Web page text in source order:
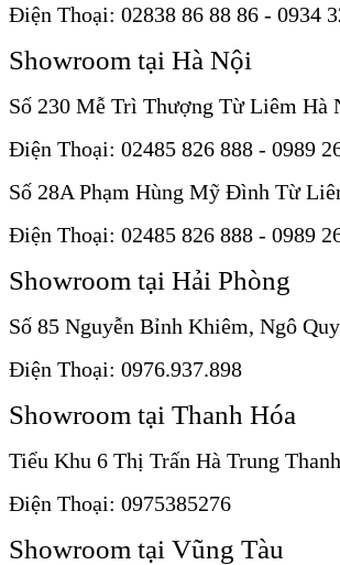
Điện Thoại: 02838 86 88 86 - 0934
Showroom tại Hà Nội
Số 230 Mễ Trì Thượng Từ Liêm Hà
Điện Thoại: 02485 826 888 - 0989
Số 28A Phạm Hùng Mỹ Đình Từ
Điện Thoại: 02485 826 888 - 0989
Showroom tại Hải Phòng
Số 85 Nguyễn Bỉnh Khiêm, Ngô
Điện Thoại: 0976.937.898
Showroom tại Thanh Hóa
Tiểu Khu 6 Thị Trấn Hà Trung
Điện Thoại: 0975385276
Showroom tại Vũng Tàu